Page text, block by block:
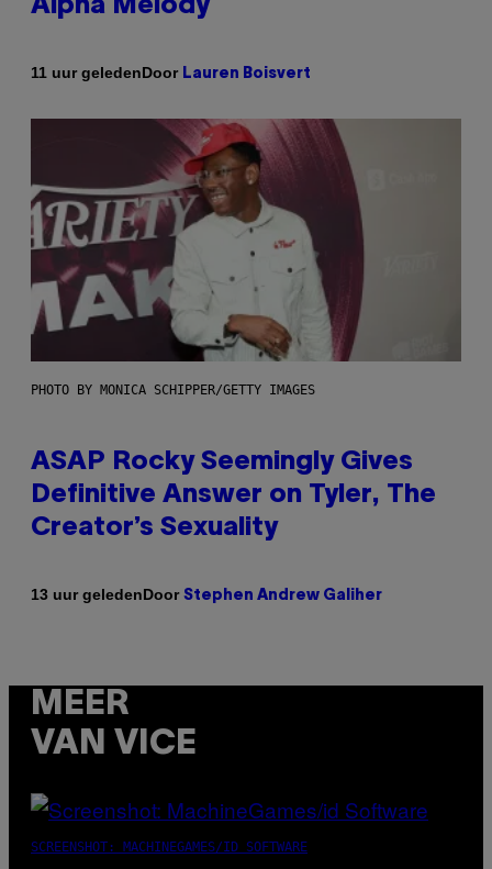
Alpha Melody
11 uur geledenDoor Lauren Boisvert
PHOTO BY MONICA SCHIPPER/GETTY IMAGES
ASAP Rocky Seemingly Gives
Definitive Answer on Tyler, The
Creator’s Sexuality
13 uur geledenDoor Stephen Andrew Galiher
MEER
VAN VICE
SCREENSHOT: MACHINEGAMES/ID SOFTWARE